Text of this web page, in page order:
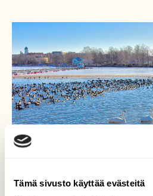
Tämä sivusto käyttää evästeitä